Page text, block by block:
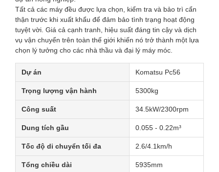
Tất cả các máy đều được lựa chọn, kiểm tra và bảo trì cẩn
thận trước khi xuất khẩu để đảm bảo tình trạng hoạt động
tuyệt vời. Giá cả cạnh tranh, hiệu suất đáng tin cậy và dịch
vụ vận chuyển trên toàn thế giới khiến nó trở thành một lựa
chọn lý tưởng cho các nhà thầu và đại lý máy móc.
Dự án Komatsu Pc56
Trọng lượng vận hành 5300kg
Công suất 34.5kW/2300rpm
Dung tích gầu 0.055 - 0.22m³
Tốc độ di chuyển tối đa 2.6/4.1km/h
Tổng chiều dài 5935mm